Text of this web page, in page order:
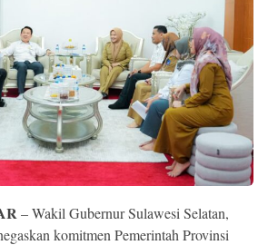
– Wakil Gubernur Sulawesi Selatan,
komitmen Pemerintah Provinsi